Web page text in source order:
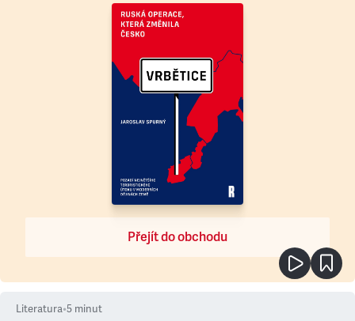
Přejít do obchodu
Literatura•5 minut